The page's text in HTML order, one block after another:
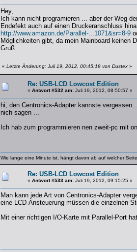
Hey,
Ich kann nicht programieren ... aber der Weg
Endefekt auch auf einen Druckeranschluss
http://www.amazon.de/Parallel-...1071&sr=8-9
Möglichkeiten gibt, da mein Mainboard keinen
Gruß
« Letzte Änderung: Juli 19, 2012, 00:45:19 von Dustex »
Re: USB-LCD Lowcost Edition
« Antwort #532 am: Juli 19, 2012, 08:50:57 »
hi, den Centronics-Adapter kannste
nich sagen ...
Ich hab zum programmieren nen zweit-pc mit
Wie lange eine Minute ist, hängt davon ab auf welcher
Re: USB-LCD Lowcost Edition
« Antwort #533 am: Juli 19, 2012, 09:15:25 »
Man kann jede Art von Centronics-Adapter
eine LCD-Ansteuerung müssen die einzelnen
Mit einer richtigen I/O-Karte mit Parallel-Port